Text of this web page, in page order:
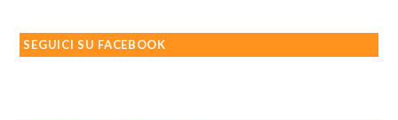
SEGUICI SU FACEBOOK